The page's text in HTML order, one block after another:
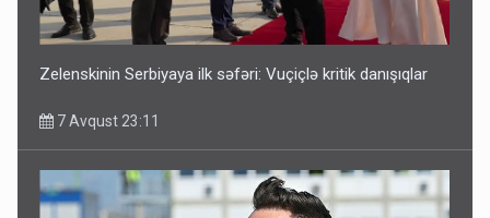
Zelenskinin Serbiyaya ilk səfəri: Vuçiçlə kritik danışıqlar
7 Avqust 23:11